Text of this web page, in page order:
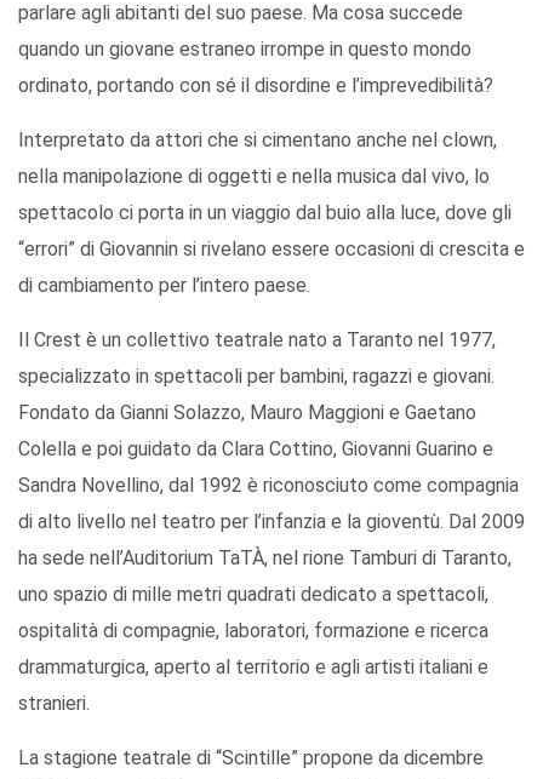
parlare agli abitanti del suo paese. Ma cosa succede
quando un giovane estraneo irrompe in questo mondo
ordinato, portando con sé il disordine e l’imprevedibilità?
Interpretato da attori che si cimentano anche nel clown,
nella manipolazione di oggetti e nella musica dal vivo, lo
spettacolo ci porta in un viaggio dal buio alla luce, dove gli
“errori” di Giovannin si rivelano essere occasioni di crescita e
di cambiamento per l’intero paese.
Il Crest è un collettivo teatrale nato a Taranto nel 1977,
specializzato in spettacoli per bambini, ragazzi e giovani.
Fondato da Gianni Solazzo, Mauro Maggioni e Gaetano
Colella e poi guidato da Clara Cottino, Giovanni Guarino e
Sandra Novellino, dal 1992 è riconosciuto come compagnia
di alto livello nel teatro per l’infanzia e la gioventù. Dal 2009
ha sede nell’Auditorium TaTÀ, nel rione Tamburi di Taranto,
uno spazio di mille metri quadrati dedicato a spettacoli,
ospitalità di compagnie, laboratori, formazione e ricerca
drammaturgica, aperto al territorio e agli artisti italiani e
stranieri.
La stagione teatrale di “Scintille” propone da dicembre